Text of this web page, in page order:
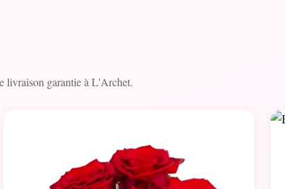
livraison garantie à L'Archet.